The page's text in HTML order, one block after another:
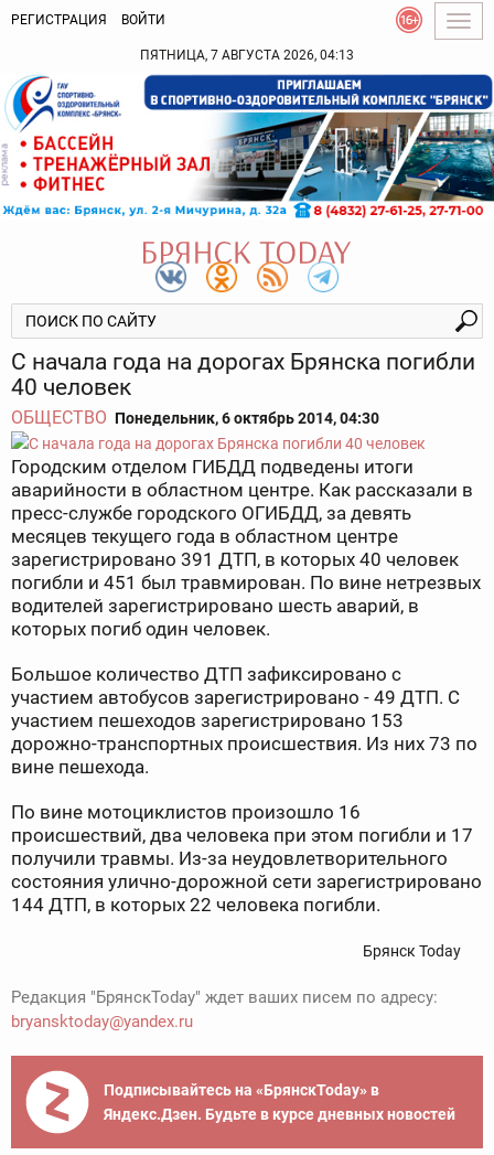
РЕГИСТРАЦИЯ ВОЙТИ
ПЯТНИЦА, 7 АВГУСТА 2026, 04:13
С начала года на дорогах Брянска погибли
40 человек
ОБЩЕСТВО Понедельник, 6 октябрь 2014, 04:30
Городским отделом ГИБДД подведены итоги
аварийности в областном центре. Как рассказали в
пресс-службе городского ОГИБДД, за девять
месяцев текущего года в областном центре
зарегистрировано 391 ДТП, в которых 40 человек
погибли и 451 был травмирован. По вине нетрезвых
водителей зарегистрировано шесть аварий, в
которых погиб один человек.
Большое количество ДТП зафиксировано с
участием автобусов зарегистрировано - 49 ДТП. С
участием пешеходов зарегистрировано 153
дорожно-транспортных происшествия. Из них 73 по
вине пешехода.
По вине мотоциклистов произошло 16
происшествий, два человека при этом погибли и 17
получили травмы. Из-за неудовлетворительного
состояния улично-дорожной сети зарегистрировано
144 ДТП, в которых 22 человека погибли.
Брянск Today
Редакция "БрянскToday" ждет ваших писем по адресу:
bryansktoday@yandex.ru
Подписывайтесь на «БрянскToday» в
Яндекс.Дзен. Будьте в курсе дневных новостей